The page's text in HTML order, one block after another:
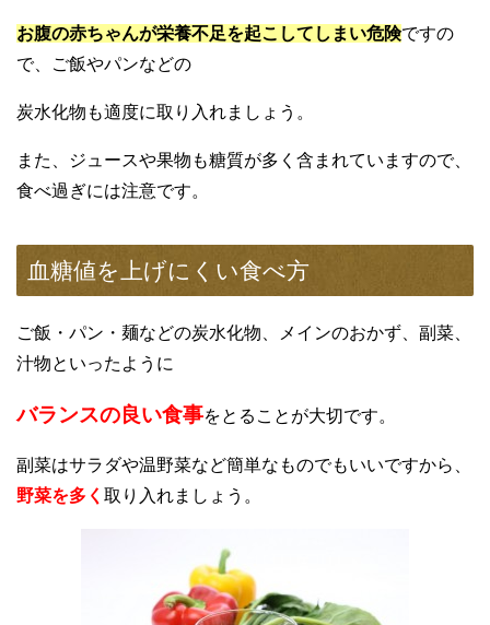
お腹の赤ちゃんが栄養不足を起こしてしまい危険ですの
で、ご飯やパンなどの
炭水化物も適度に取り入れましょう。
また、ジュースや果物も糖質が多く含まれていますので、
食べ過ぎには注意です。
血糖値を上げにくい食べ方
ご飯・パン・麺などの炭水化物、メインのおかず、副菜、
汁物といったように
バランスの良い食事をとることが大切です。
副菜はサラダや温野菜など簡単なものでもいいですから、
野菜を多く 取り入れましょう。